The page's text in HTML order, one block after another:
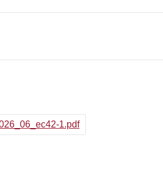
1.pdf